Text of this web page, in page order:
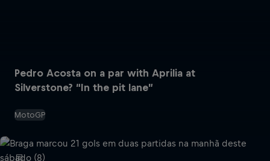
Pedro Acosta on a par with Aprilia at
Silverstone? “In the pit lane”
MotoGP